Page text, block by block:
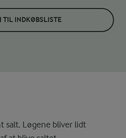
TIL INDKØBSLISTE
salt. Løgene bliver lidt